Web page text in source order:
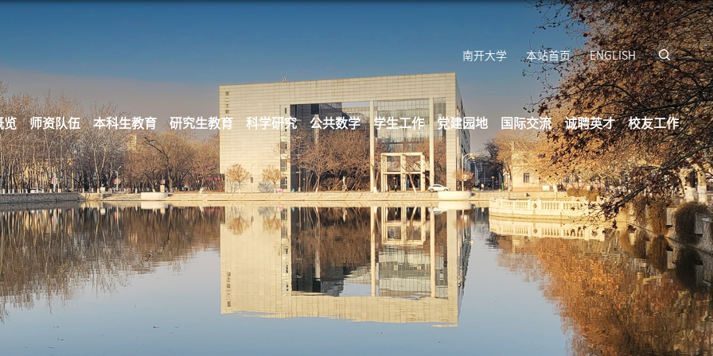
南开大学 本站首页 ENGLISH
览 师资队伍 本科生教育 研究生教育 科学研究 公共数学 学生工作 党建园地 国际交流 诚聘英才 校友工作